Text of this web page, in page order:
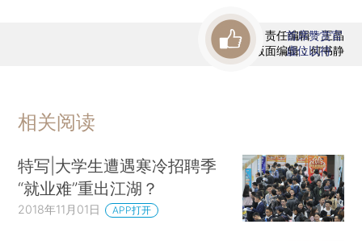
责任编辑：王晶
版面编辑：何书静
首席赞赏官
虚位以待
相关阅读
特写|大学生遭遇寒冷招聘季
“就业难”重出江湖？
2018年11月01日 APP打开